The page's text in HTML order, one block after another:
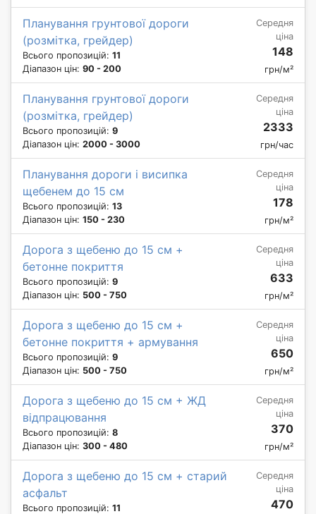
Планування грунтової дороги
(розмітка, грейдер)
Всього пропозицій: 11
Діапазон цін: 90 - 200
Середня
ціна
148
грн/м²
Планування грунтової дороги
(розмітка, грейдер)
Всього пропозицій: 9
Діапазон цін: 2000 - 3000
Середня
ціна
2333
грн/час
Планування дороги і висипка
щебенем до 15 см
Всього пропозицій: 13
Діапазон цін: 150 - 230
Середня
ціна
178
грн/м²
Дорога з щебеню до 15 см +
бетонне покриття
Всього пропозицій: 9
Діапазон цін: 500 - 750
Середня
ціна
633
грн/м²
Дорога з щебеню до 15 см +
бетонне покриття + армування
Всього пропозицій: 9
Діапазон цін: 500 - 750
Середня
ціна
650
грн/м²
Дорога з щебеню до 15 см + ЖД
відпрацювання
Всього пропозицій: 8
Діапазон цін: 300 - 480
Середня
ціна
370
грн/м²
Дорога з щебеню до 15 см + старий
асфальт
Всього пропозицій: 11
Середня
ціна
470